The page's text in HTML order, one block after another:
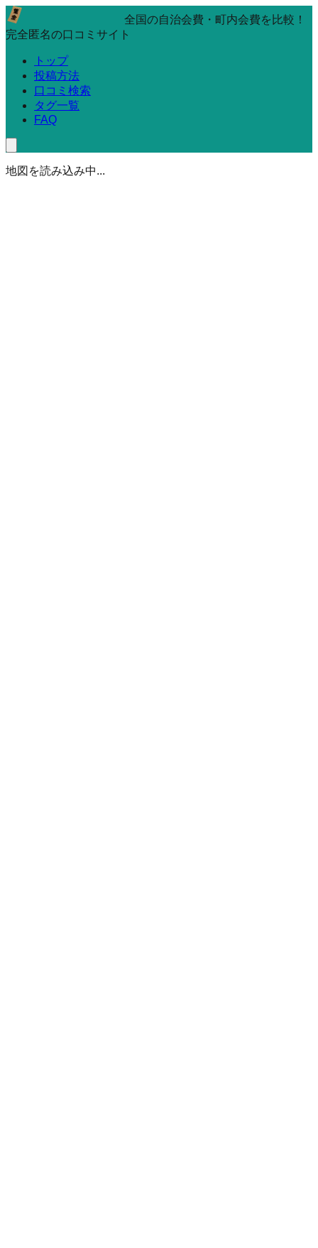
全国の自治会費・町内会費を比較！
完全匿名の口コミサイト
トップ
投稿方法
口コミ検索
タグ一覧
FAQ
地図を読み込み中...